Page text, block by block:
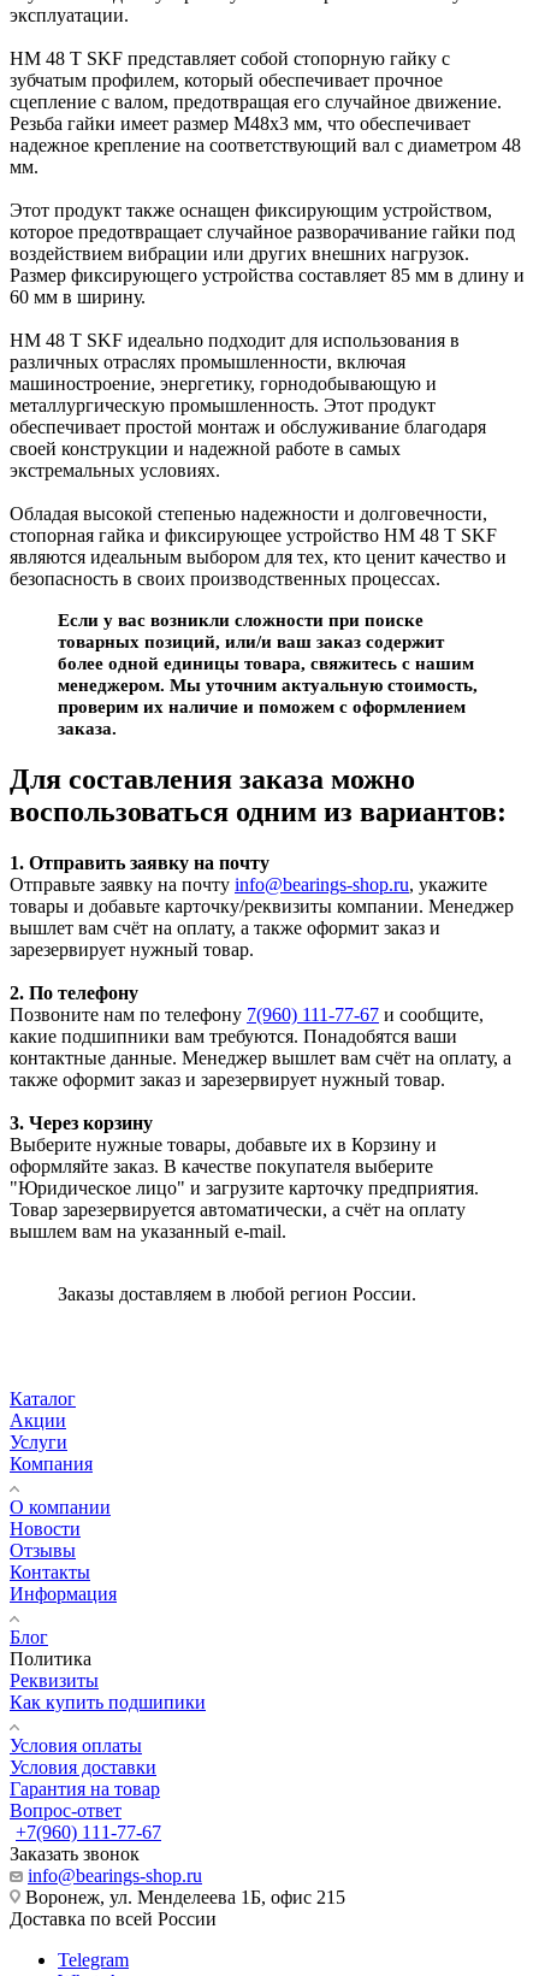
эксплуатации.
HM 48 T SKF представляет собой стопорную гайку с
зубчатым профилем, который обеспечивает прочное
сцепление с валом, предотвращая его случайное движение.
Резьба гайки имеет размер M48х3 мм, что обеспечивает
надежное крепление на соответствующий вал с диаметром 48
мм.
Этот продукт также оснащен фиксирующим устройством,
которое предотвращает случайное разворачивание гайки под
воздействием вибрации или других внешних нагрузок.
Размер фиксирующего устройства составляет 85 мм в длину и
60 мм в ширину.
HM 48 T SKF идеально подходит для использования в
различных отраслях промышленности, включая
машиностроение, энергетику, горнодобывающую и
металлургическую промышленность. Этот продукт
обеспечивает простой монтаж и обслуживание благодаря
своей конструкции и надежной работе в самых
экстремальных условиях.
Обладая высокой степенью надежности и долговечности,
стопорная гайка и фиксирующее устройство HM 48 T SKF
являются идеальным выбором для тех, кто ценит качество и
безопасность в своих производственных процессах.
Если у вас возникли сложности при поиске
товарных позиций, или/и ваш заказ содержит
более одной единицы товара, свяжитесь с нашим
менеджером. Мы уточним актуальную стоимость,
проверим их наличие и поможем с оформлением
заказа.
Для составления заказа можно
воспользоваться одним из вариантов:
1. Отправить заявку на почту
Отправьте заявку на почту info@bearings-shop.ru, укажите
товары и добавьте карточку/реквизиты компании. Менеджер
вышлет вам счёт на оплату, а также оформит заказ и
зарезервирует нужный товар.
2. По телефону
Позвоните нам по телефону 7(960) 111-77-67 и сообщите,
какие подшипники вам требуются. Понадобятся ваши
контактные данные. Менеджер вышлет вам счёт на оплату, а
также оформит заказ и зарезервирует нужный товар.
3. Через корзину
Выберите нужные товары, добавьте их в Корзину и
оформляйте заказ. В качестве покупателя выберите
"Юридическое лицо" и загрузите карточку предприятия.
Товар зарезервируется автоматически, а счёт на оплату
вышлем вам на указанный e-mail.
Заказы доставляем в любой регион России.
Каталог
Акции
Услуги
Компания
О компании
Новости
Отзывы
Контакты
Информация
Блог
Политика
Реквизиты
Как купить подшипики
Условия оплаты
Условия доставки
Гарантия на товар
Вопрос-ответ
+7(960) 111-77-67
Заказать звонок
info@bearings-shop.ru
Воронеж, ул. Менделеева 1Б, офис 215
Доставка по всей России
Telegram